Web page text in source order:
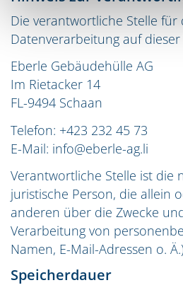
Die verantwortliche Stelle für
Datenverarbeitung auf dieser
Eberle Gebäudehülle AG
Im Rietacker 14
FL-9494 Schaan
Telefon: +423 232 45 73
E-Mail: info@eberle-ag.li
Verantwortliche Stelle ist die
juristische Person, die allein
anderen über die Zwecke
Verarbeitung von
Namen, E-Mail-Adressen o.
Speicherdauer